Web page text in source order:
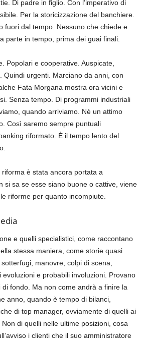
Di padre in figlio. Con l’imperativo di
Per la storicizzazione del banchiere.
fuori dal tempo. Nessuno che chiede e
parte in tempo, prima dei guai finali.
Popolari e cooperative. Auspicate,
Quindi urgenti. Marciano da anni, con
Fata Morgana mostra ora vicini e
Senza tempo. Di programmi industriali
quando arriviamo. Nè un attimo
Così saremo sempre puntuali
riformato. È il tempo lento del
è stata ancora portata a
si sa se esse siano buone o cattive, viene
riforme per quanto incompiute.
e quelli specialistici, come raccontano
stessa maniera, come storie quasi
manovre, colpi di scena,
evoluzioni e probabili involuzioni. Provano
fondo. Ma non come andrà a finire la
anno, quando è tempo di bilanci,
di top manager, ovviamente di quelli ai
di quelli nelle ultime posizioni, cosa
i clienti che il suo amministratore